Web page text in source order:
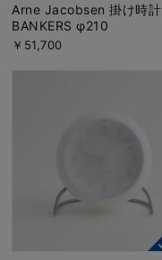
Arne Jacobsen 掛け時計
BANKERS φ210
￥51,700